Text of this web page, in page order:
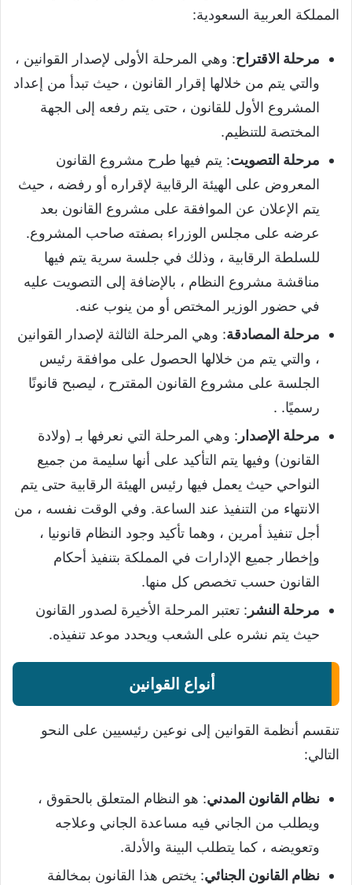
المملكة العربية السعودية:
مرحلة الاقتراح: وهي المرحلة الأولى لإصدار القوانين ،
والتي يتم من خلالها إقرار القانون ، حيث تبدأ من إعداد
المشروع الأول للقانون ، حتى يتم رفعه إلى الجهة
المختصة للتنظيم.
مرحلة التصويت: يتم فيها طرح مشروع القانون
المعروض على الهيئة الرقابية لإقراره أو رفضه ، حيث
يتم الإعلان عن الموافقة على مشروع القانون بعد
عرضه على مجلس الوزراء بصفته صاحب المشروع.
للسلطة الرقابية ، وذلك في جلسة سرية يتم فيها
مناقشة مشروع النظام ، بالإضافة إلى التصويت عليه
في حضور الوزير المختص أو من ينوب عنه.
مرحلة المصادقة: وهي المرحلة الثالثة لإصدار القوانين
، والتي يتم من خلالها الحصول على موافقة رئيس
الجلسة على مشروع القانون المقترح ، ليصبح قانونًا
رسميًا. .
مرحلة الإصدار : وهي المرحلة التي نعرفها بـ (ولادة
القانون) وفيها يتم التأكيد على أنها سليمة من جميع
النواحي حيث يعمل فيها رئيس الهيئة الرقابية حتى يتم
الانتهاء من التنفيذ عند الساعة. وفي الوقت نفسه ، من
أجل تنفيذ أمرين ، وهما تأكيد وجود النظام قانونيا ،
وإخطار جميع الإدارات في المملكة بتنفيذ أحكام
القانون حسب تخصص كل منها.
مرحلة النشر : تعتبر المرحلة الأخيرة لصدور القانون
حيث يتم نشره على الشعب ويحدد موعد تنفيذه.
أنواع القوانين
تنقسم أنظمة القوانين إلى نوعين رئيسيين على النحو
التالي:
نظام القانون المدني: هو النظام المتعلق بالحقوق ،
ويطلب من الجاني فيه مساعدة الجاني وعلاجه
وتعويضه ، كما يتطلب البينة والأدلة.
نظام القانون الجنائي: يختص هذا القانون بمخالفة